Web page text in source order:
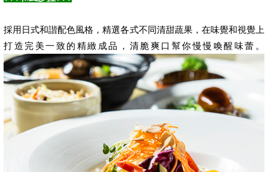
採用日式和諧配色風格，精選各式不同清甜蔬果，在味覺和視覺上
打造完美一致的精緻成品，清脆爽口幫你慢慢喚醒味蕾。